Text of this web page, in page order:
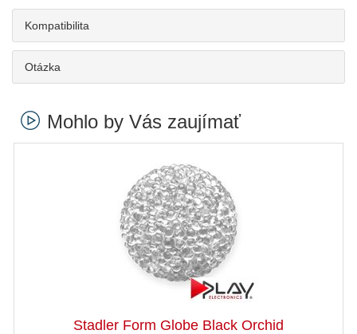
Kompatibilita
Otázka
Mohlo by Vás zaujímať
Stadler Form Globe Black Orchid